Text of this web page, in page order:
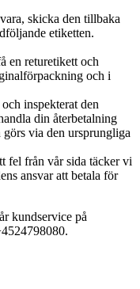
skicka den tillbaka
etiketten.
en returetikett och
och i
inspekterat den
din återbetalning
via den ursprungliga
fel från vår sida täcker vi
ansvar att betala för
kundservice på